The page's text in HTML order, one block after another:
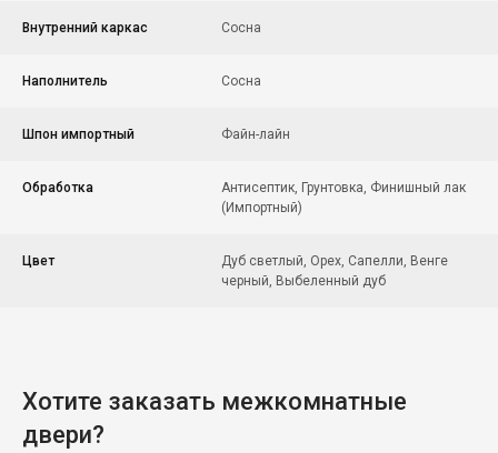
Внутренний каркас Сосна
Наполнитель Сосна
Шпон импортный Файн-лайн
Обработка
Антисептик, Грунтовка, Финишный лак
(Импортный)
Цвет
Дуб светлый, Орех, Сапелли, Венге
черный, Выбеленный дуб
Хотите заказать межкомнатные
двери?